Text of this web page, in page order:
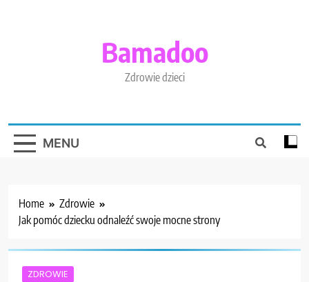
Bamadoo
Zdrowie dzieci
MENU
Home
Zdrowie
Jak pomóc dziecku odnaleźć swoje mocne strony
ZDROWIE